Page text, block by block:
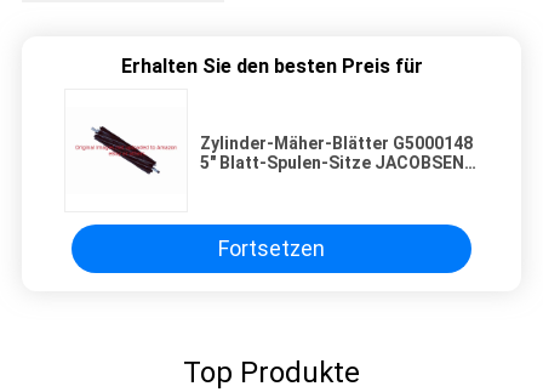
Erhalten Sie den besten Preis für
Zylinder-Mäher-Blätter G5000148
5" Blatt-Spulen-Sitze JACOBSEN
Fortsetzen
Top Produkte